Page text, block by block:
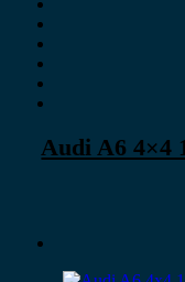
Audi A6 4×4